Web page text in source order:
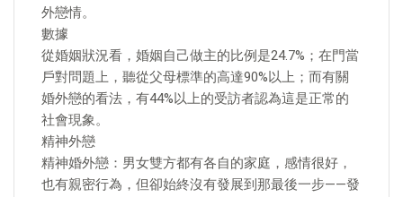
外戀情。
數據
從婚姻狀況看，婚姻自己做主的比例是24.7%；在門當
戶對問題上，聽從父母標準的高達90%以上；而有關
婚外戀的看法，有44%以上的受訪者認為這是正常的
社會現象。
精神外戀
精神婚外戀：男女雙方都有各自的家庭，感情很好，
也有親密行為，但卻始終沒有發展到那最後一步——發